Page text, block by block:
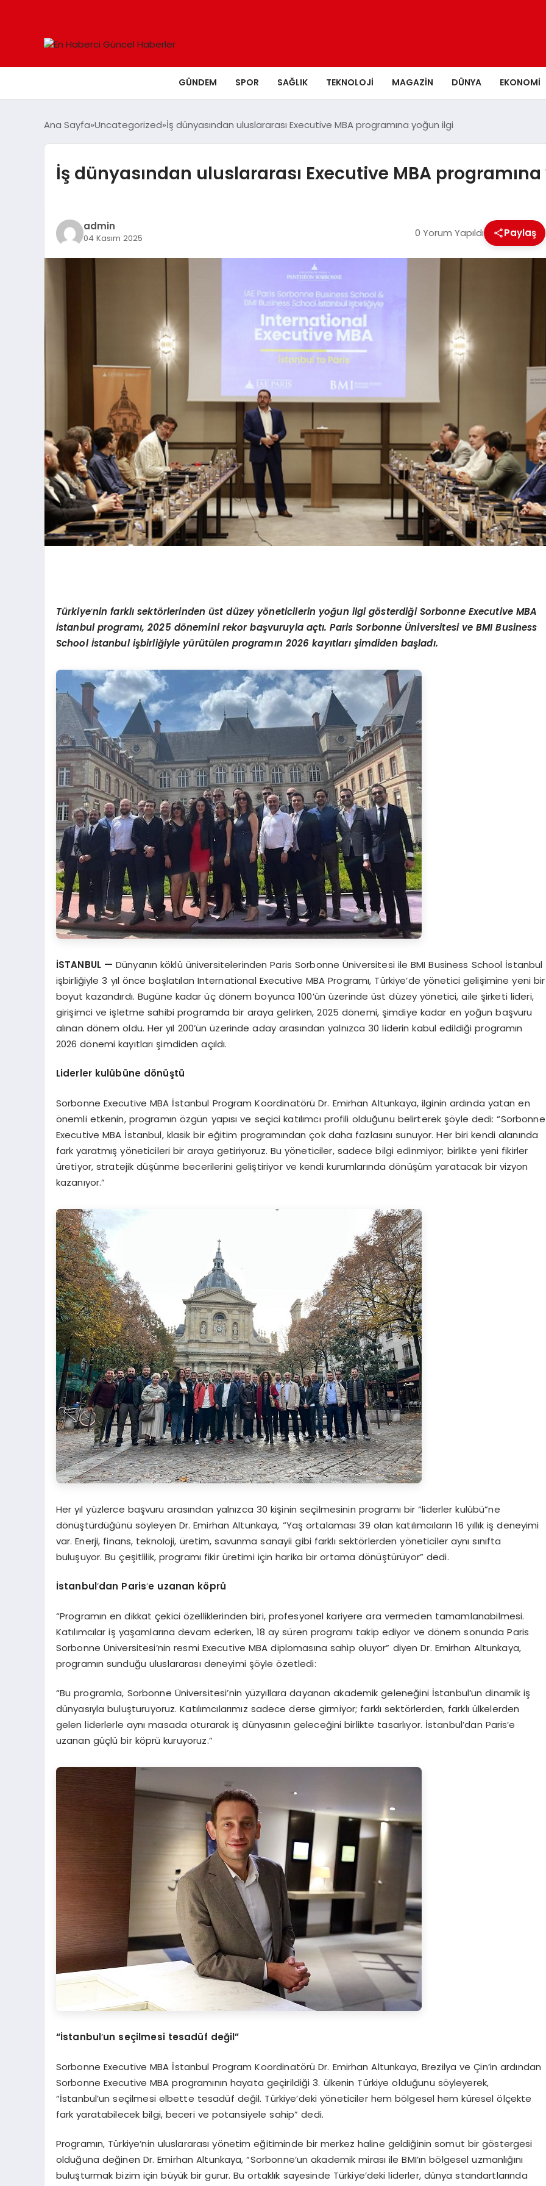
GÜNDEM SPOR SAĞLIK TEKNOLOJI MAGAZIN DÜNYA EKONOMI
Ana Sayfa Uncategorized İş dünyasından uluslararası Executive MBA programına yoğun ilgi
İş dünyasından uluslararası Executive MBA
admin
04 Kasım 2025 0 Yorum Yapıldı Paylaş
Türkiye’nin farklı sektörlerinden üst düzey yöneticilerin yoğun ilgi gösterdiği Sorbonne Executive MBA
İstanbul programı, 2025 dönemini rekor başvuruyla açtı. Paris SorbonneÜniversitesi ve BMI Business
School İstanbul işbirliğiyle yürütülen programın 2026 kayıtları şimdiden başladı.
İSTANBUL — Dünyanın köklü üniversitelerinden Paris Sorbonne Üniversitesi ile BMI Business School İstanbul
işbirliğiyle 3 yıl önce başlatılan International Executive MBA Programı, Türkiye’de yönetici gelişimine yeni bir
boyut kazandırdı. Bugüne kadar üç dönem boyunca 100’ün üzerinde üst düzey yönetici, aile şirketi lideri,
girişimci ve işletme sahibi programda bir araya gelirken, 2025 dönemi, şimdiye kadar en yoğun başvuru
alınan dönem oldu. Her yıl 200’ün üzerinde aday arasından yalnızca 30 liderin kabul edildiği programın
2026 dönemi kayıtları şimdiden açıldı.
Liderler kulübüne dönüştü
Sorbonne Executive MBA İstanbul Program Koordinatörü Dr. Emirhan Altunkaya, ilginin ardında yatan en
önemli etkenin, programın özgün yapısı ve seçici katılımcı profili olduğunu belirterek şöyle dedi: “Sorbonne
Executive MBA İstanbul, klasik bir eğitim programından çok daha fazlasını sunuyor. Her biri kendi alanında
fark yaratmış yöneticileri bir araya getiriyoruz. Bu yöneticiler, sadece bilgi edinmiyor; birlikte yeni fikirler
üretiyor, stratejik düşünme becerilerini geliştiriyor ve kendi kurumlarında dönüşüm yaratacak bir vizyon
kazanıyor.”
Her yıl yüzlerce başvuru arasından yalnızca 30 kişinin seçilmesinin programı bir “liderler kulübü”ne
dönüştürdüğünü söyleyen Dr. Emirhan Altunkaya, “Yaş ortalaması 39 olan katılımcıların 16 yıllık iş deneyimi
var. Enerji, finans, teknoloji, üretim, savunma sanayii gibi farklı sektörlerden yöneticiler aynı sınıfta
buluşuyor. Bu çeşitlilik, programı fikir üretimi için harika bir ortama dönüştürüyor” dedi.
İstanbul’dan Paris’e uzanan köprü
“Programın en dikkat çekici özelliklerinden biri, profesyonel kariyere ara vermeden tamamlanabilmesi.
Katılımcılar iş yaşamlarına devam ederken, 18 ay süren programı takip ediyor ve dönem sonunda Paris
Sorbonne Üniversitesi’nin resmi Executive MBA diplomasına sahip oluyor” diyen Dr. Emirhan Altunkaya,
programın sunduğu uluslararası deneyimi şöyle özetledi:
“Bu programla, Sorbonne Üniversitesi’nin yüzyıllara dayanan akademik geleneğini İstanbul’un dinamik iş
dünyasıyla buluşturuyoruz. Katılımcılarımız sadece derse girmiyor; farklı sektörlerden, farklı ülkelerden
gelen liderlerle aynı masada oturarak iş dünyasının geleceğini birlikte tasarlıyor. İstanbul’dan Paris’e
uzanan güçlü bir köprü kuruyoruz.”
“İstanbul’un seçilmesi tesadüf değil”
Sorbonne Executive MBA İstanbul Program Koordinatörü Dr. Emirhan Altunkaya, Brezilya ve Çin’in ardından
Sorbonne Executive MBA programının hayata geçirildiği 3. ülkenin Türkiye olduğunu söyleyerek,
“İstanbul’un seçilmesi elbette tesadüf değil. Türkiye’deki yöneticiler hem bölgesel hem küresel ölçekte
fark yaratabilecek bilgi, beceri ve potansiyele sahip” dedi.
Programın, Türkiye’nin uluslararası yönetim eğitiminde bir merkez haline geldiğinin somut bir göstergesi
olduğuna değinen Dr. Emirhan Altunkaya, “Sorbonne’un akademik mirası ile BMI’ın bölgesel uzmanlığını
buluşturmak bizim için büyük bir gurur. Bu ortaklık sayesinde Türkiye’deki liderler, dünya standartlarında